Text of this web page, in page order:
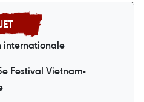
internationale
Festival Vietnam-